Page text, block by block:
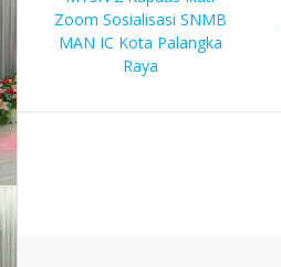
Zoom Sosialisasi SNMB
MAN IC Kota Palangka
Raya